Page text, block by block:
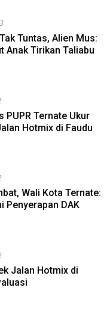
Tuntas, Alien Mus:
Anak Tirikan Taliabu
PUPR Ternate Ukur
Hotmix di Faudu
Wali Kota Ternate:
Penyerapan DAK
Jalan Hotmix di